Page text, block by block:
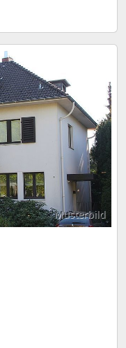
Musterbild